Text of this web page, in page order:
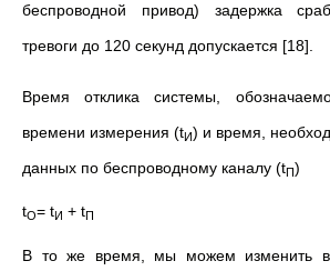
беспроводной привод) задержка
тревоги до 120 секунд допускается [18].
Время отклика системы,
времени измерения (tИ) и время,
данных по беспроводному каналу (tП)
tО= tИ + tП
В то же время, мы можем изменить